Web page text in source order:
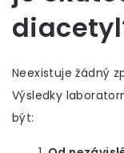
Neexistuje žádný
Výsledky
být: